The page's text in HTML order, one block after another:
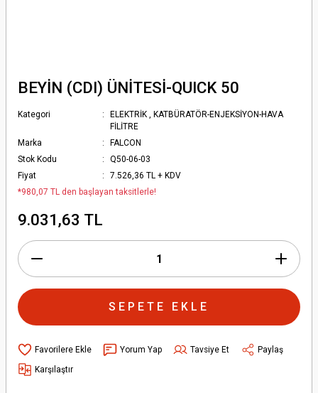
BEYİN (CDI) ÜNİTESİ-QUICK 50
Kategori ELEKTRİK , KATBÜRATÖR-ENJEKSİYON-HAVA
FİLİTRE
Marka
FALCON
Stok Kodu
Q50-06-03
Fiyat
7.526,36 TL + KDV
*980,07 TL den başlayan taksitlerle!
9.031,63 TL
SEPETE EKLE
Yorum Yap Tavsiye Et
Paylaş
Karşılaştır